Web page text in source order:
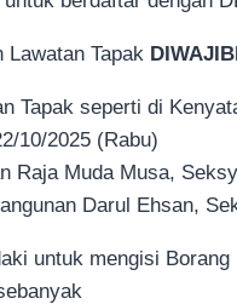
Lawatan Tapak
Tapak seperti di
10/2025 (Rabu)
Raja Muda Musa,
Darul Ehsan,
untuk mengisi